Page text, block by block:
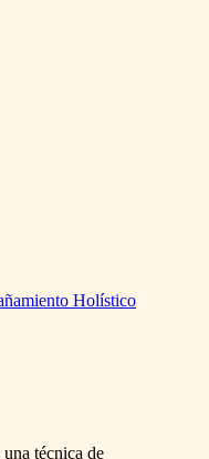
Holístico
una técnica de